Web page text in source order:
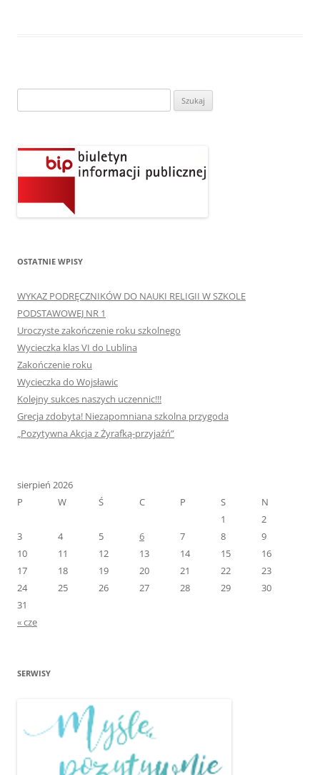
OSTATNIE WPISY
WYKAZ PODRĘCZNIKÓW DO NAUKI RELIGII W SZKOLE
PODSTAWOWEJ NR 1
Uroczyste zakończenie roku szkolnego
Wycieczka klas VI do Lublina
Zakończenie roku
Wycieczka do Wojsławic
Kolejny sukces naszych uczennic!!!
Grecja zdobyta! Niezapomniana szkolna przygoda
„Pozytywna Akcja z Żyrafką-przyjaźń”
sierpień 2026
P
W Ś C P S
N
1
2
3
4 5 6 7 8
9
10
11 12 13 14 15
16
17
18 19 20 21 22
23
24
25 26 27 28 29
30
31
« cze
SERWISY